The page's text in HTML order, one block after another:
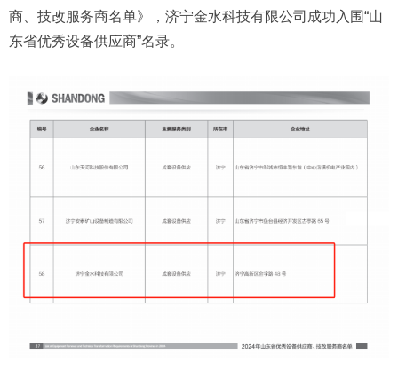
商、技改服务商名单》，济宁金水科技有限公司成功入围“山
东省优秀设备供应商”名录。